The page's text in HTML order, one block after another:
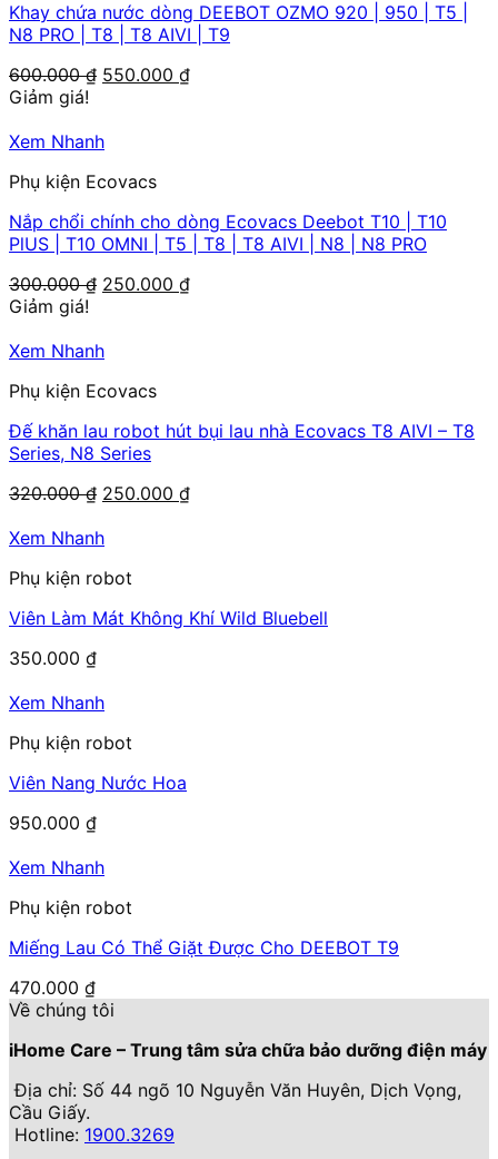
Khay chứa nước dòng DEEBOT OZMO 920 | 950 | T5 |
N8 PRO | T8 | T8 AIVI | T9
600.000₫ Giá
600.000 ₫.
550.000 ₫Giá
Giảm giá!
Xem Nhanh
Phụ kiện Ecovacs
Nắp chổi chính cho dòng Ecovacs Deebot T10 | T10
PlUS | T10 OMNI | T5 | T8 | T8 AIVI | N8 | N8 PRO
300.000₫ Giá
300.000 ₫.
250.000 ₫Giá
Giảm giá!
Xem Nhanh
Phụ kiện Ecovacs
Đế khăn lau robot hút bụi lau nhà Ecovacs T8 AIVI – T8
Series, N8 Series
320.000₫ Giá
là:
250.000 ₫Giá
Xem Nhanh
Phụ kiện robot
Viên Làm Mát Không Khí Wild Bluebell
350.000 ₫
Xem Nhanh
Phụ kiện robot
Viên Nang Nước Hoa
950.000 ₫
Xem Nhanh
Phụ kiện robot
Miếng Lau Có Thể Giặt Được Cho DEEBOT T9
470.000 ₫
Về chúng tôi
iHome Care – Trung tâm sửa chữa bảo dưỡng điện máy
Địa chỉ: Số 44 ngõ 10 Nguyễn Văn Huyên, Dịch Vọng,
Cầu Giấy.
Hotline: 1900.3269